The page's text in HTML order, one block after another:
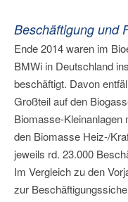
Beschäftigung und
Ende 2014 waren im
BMWi in Deutschland
beschäftigt. Davon
Großteil auf den
Biomasse-Kleinanlagen
den Biomasse Heiz-/
jeweils rd. 23.000
Im Vergleich zu den
zur